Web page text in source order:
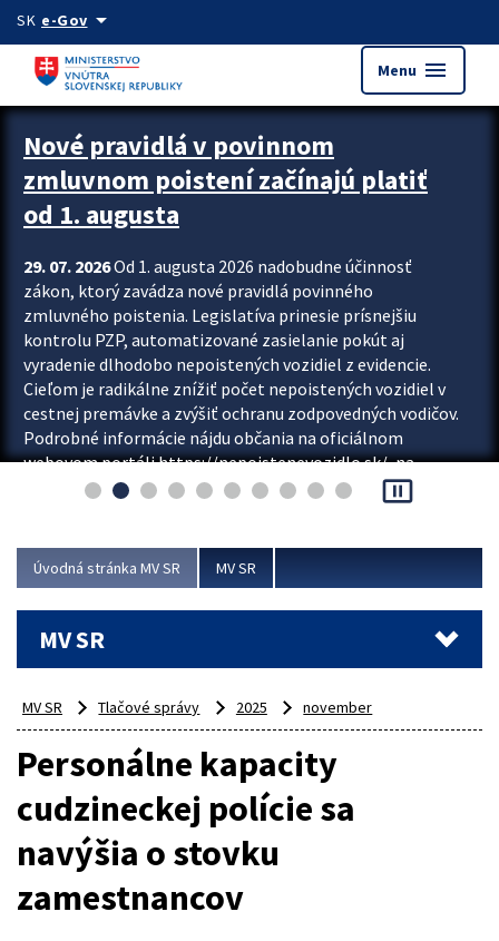
Preskocit na hlavný obsah
SK e-Govarrow_drop_down
Menu menu
Zastavit automatický posun upútavok
Nové pravidlá v povinnom
zmluvnom poistení začínajú platiť
od 1. augusta
29. 07. 2026Od 1. augusta 2026 nadobudne účinnosť
zákon, ktorý zavádza nové pravidlá povinného
zmluvného poistenia. Legislatíva prinesie prísnejšiu
kontrolu PZP, automatizované zasielanie pokút aj
vyradenie dlhodobo nepoistených vozidiel z evidencie.
Cieľom je radikálne znížiť počet nepoistených vozidiel v
cestnej premávke a zvýšiť ochranu zodpovedných vodičov.
Podrobné informácie nájdu občania na oficiálnom
webovom portáli https://nepoistenevozidlo.sk/, na
ktorom od augusta pribudne aj možnosť overiť si...
pause_presentation
Úvodná stránka MV SR MV SR
MV SR
MV SR Tlačové správy 2025 november
Personálne kapacity
cudzineckej polície sa
navýšia o stovku
zamestnancov